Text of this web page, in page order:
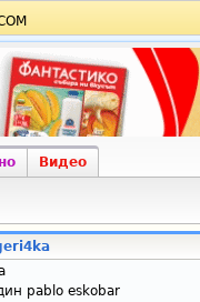
Видео
pablo eskobar